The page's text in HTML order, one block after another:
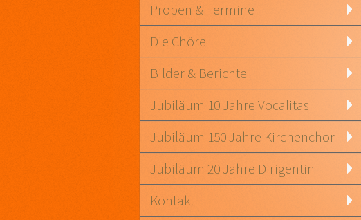
Proben & Termine
Die Chöre
Bilder & Berichte
Jubiläum 10 Jahre Vocalitas
Jubiläum 150 Jahre Kirchenchor
Jubiläum 20 Jahre Dirigentin
Kontakt